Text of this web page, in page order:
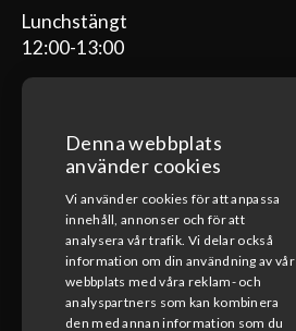
Lunchstängt
12:00-13:00
ÖPPETTIDER VERKSTAD
Måndag-Fredag
08:00-17:00
Lunchstängt
12:00-13:00
Denna webbplats
använder cookies
Vi använder cookies för att anpassa
innehåll, annonser och för att
analysera vår trafik. Vi delar också
information om din användning av vår
webbplats med våra reklam- och
analyspartners som kan kombinera
den med annan information som du